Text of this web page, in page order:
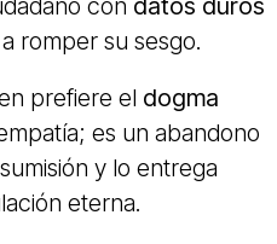
con datos duros
romper su sesgo.
prefiere el dogma
es un abandono
y lo entrega
eterna.